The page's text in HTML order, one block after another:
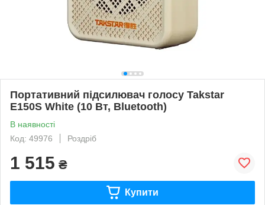
Портативний підсилювач голосу Takstar
E150S White (10 Вт, Bluetooth)
В наявності
Код: 49976
Роздріб
1 515 ₴
Купити